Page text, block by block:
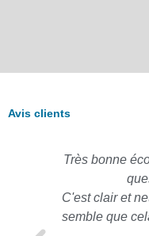
Avis clients
Très bonne
C'est clair et
semble que